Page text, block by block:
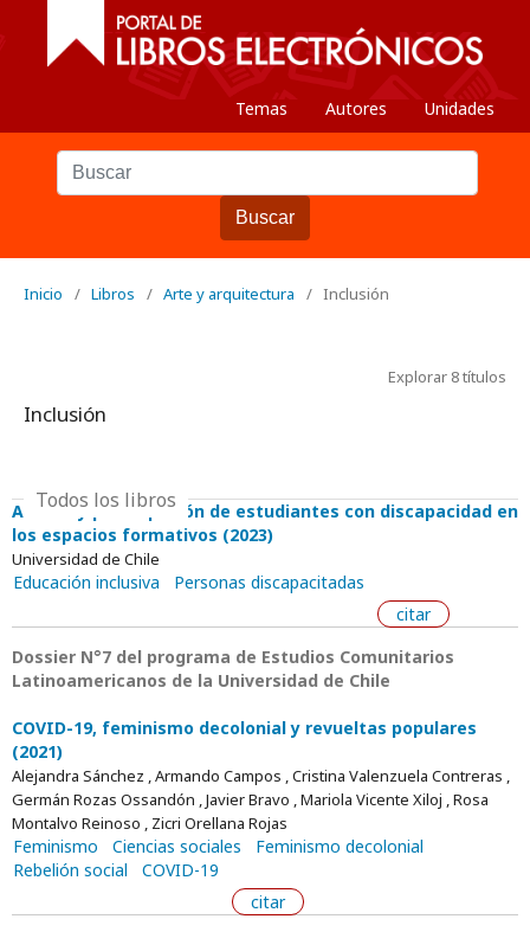
Temas Autores Unidades
Buscar
Inicio / Libros / Arte y arquitectura / Inclusión
Explorar 8 títulos
Inclusión
Todos los libros
Acceso y participación de estudiantes con discapacidad en
los espacios formativos (2023)
Universidad de Chile
Educación inclusiva
Personas discapacitadas
citar
Dossier N°7 del programa de Estudios Comunitarios
Latinoamericanos de la Universidad de Chile
COVID-19, feminismo decolonial y revueltas populares
(2021)
Alejandra Sánchez , Armando Campos , Cristina Valenzuela Contreras ,
Germán Rozas Ossandón , Javier Bravo , Mariola Vicente Xiloj , Rosa
Montalvo Reinoso , Zicri Orellana Rojas
Feminismo Ciencias sociales
Feminismo decolonial
Rebelión social
COVID-19
citar